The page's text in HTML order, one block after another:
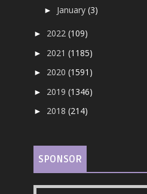
► January(3)
► 2022(109)
► 2021(1185)
► 2020(1591)
► 2019(1346)
► 2018(214)
SPONSOR